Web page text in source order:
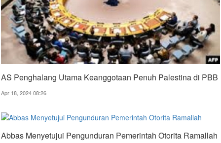
AS Penghalang Utama Keanggotaan Penuh Palestina di PBB
Apr 18, 2024 08:26
Abbas Menyetujui Pengunduran Pemerintah Otorita Ramallah